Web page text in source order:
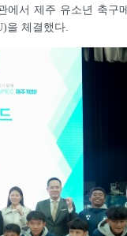
에서 제주 유소년 축구메
을 체결했다.